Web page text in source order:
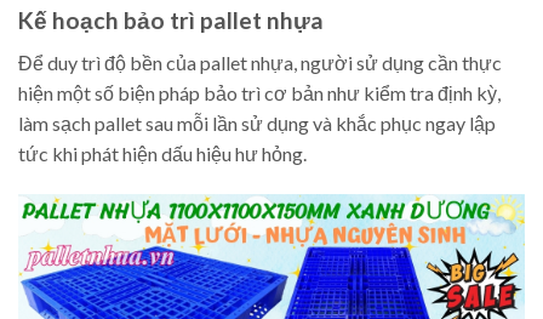
Kế hoạch bảo trì pallet nhựa
Để duy trì độ bền của pallet nhựa, người sử dụng cần thực
hiện một số biện pháp bảo trì cơ bản như kiểm tra định kỳ,
làm sạch pallet sau mỗi lần sử dụng và khắc phục ngay lập
tức khi phát hiện dấu hiệu hư hỏng.